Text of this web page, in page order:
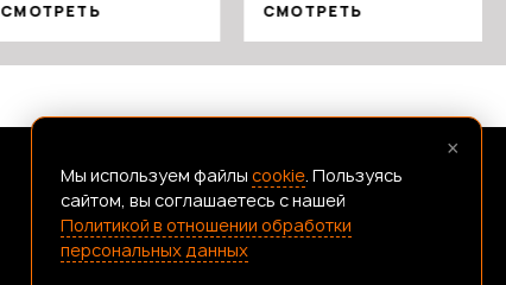
СМОТРЕТЬ СМОТРЕТЬ
FRANSHIZAERMAK@CONSTANTA-T.RU
×
Мы используем файлы cookie. Пользуясь
сайтом, вы соглашаетесь с нашей
Политикой в отношении обработки
персональных данных